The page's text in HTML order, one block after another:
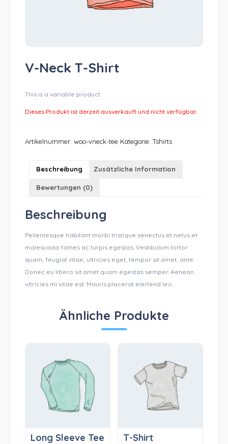
V-Neck T-Shirt
This is a variable product.
Dieses Produkt ist derzeit ausverkauft und nicht verfügbar.
Artikelnummer: woo-vneck-tee Kategorie: Tshirts
Beschreibung Zusätzliche Information
Bewertungen (0)
Beschreibung
Pellentesque habitant morbi tristique senectus et netus et
malesuada fames ac turpis egestas. Vestibulum tortor
quam, feugiat vitae, ultricies eget, tempor sit amet, ante.
Donec eu libero sit amet quam egestas semper. Aenean
ultricies mi vitae est. Mauris placerat eleifend leo.
Ähnliche Produkte
Long Sleeve Tee T-Shirt